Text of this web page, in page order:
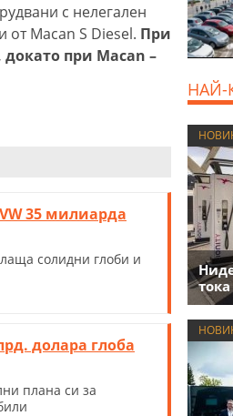
с нелегален
Macan S Diesel. При
при Macan –
35 милиарда
солидни глоби и
долара глоба
плана си за
НАЙ-